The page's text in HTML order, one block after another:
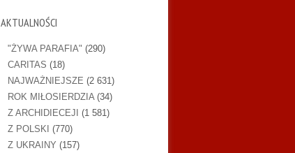
AKTUALNOŚCI
"ŻYWA PARAFIA" (290)
CARITAS (18)
NAJWAŻNIEJSZE (2 631)
ROK MIŁOSIERDZIA(34)
Z ARCHIDIECEJI (1 581)
Z POLSKI (770)
Z UKRAINY (157)